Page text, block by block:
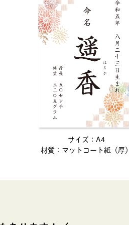
サイズ：A4
材質：マットコート紙（厚）